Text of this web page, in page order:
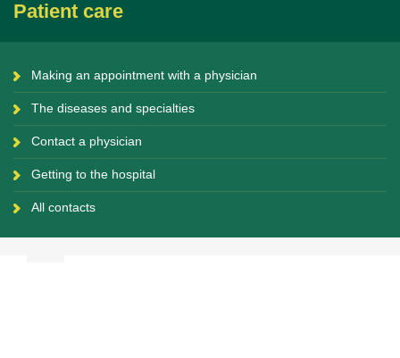
Patient care
Making an appointment with a physician
The diseases and specialties
Contact a physician
Getting to the hospital
All contacts